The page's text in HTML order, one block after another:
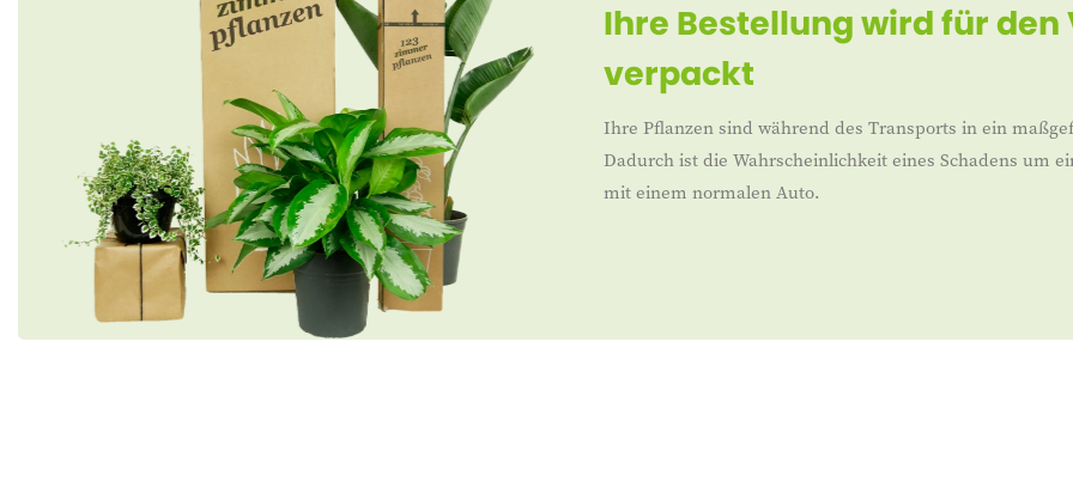
Ihre Bestellung wird für
verpackt
Ihre Pflanzen sind während des Transports in ein
Dadurch ist die Wahrscheinlichkeit eines Schadens um
mit einem normalen Auto.